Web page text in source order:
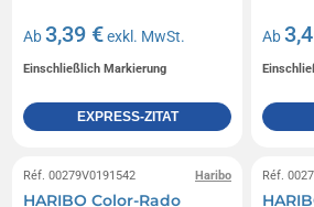
Ab3,39 €exkl. MwSt.
Einschließlich Markierung
EXPRESS-ZITAT
Ab
Haribo
Réf. 00279V0191542
HARIBO Color-Rado
Réf.